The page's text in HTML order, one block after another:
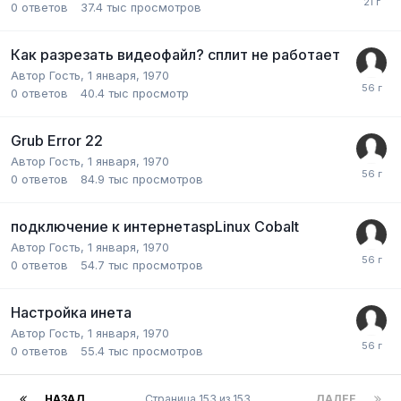
0 ответов 37.4 тыс просмотров
Как разрезать видеофайл? сплит не работает
Автор Гость, 1 января, 1970
0 ответов 40.4 тыс просмотр
Grub Error 22
Автор Гость, 1 января, 1970
0 ответов 84.9 тыс просмотров
подключение к интернетaspLinux Cobalt
Автор Гость, 1 января, 1970
0 ответов 54.7 тыс просмотров
Настройка инета
Автор Гость, 1 января, 1970
0 ответов 55.4 тыс просмотров
НАЗАД ДАЛЕЕ
Страница 153 из 153